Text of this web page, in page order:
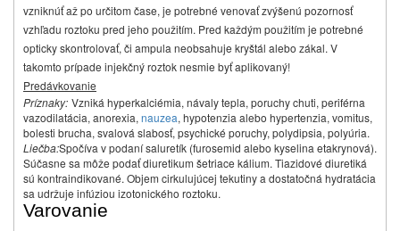
vzniknúť až po určitom čase, je potrebné venovať zvýšenú pozornosť
vzhľadu roztoku pred jeho použitím. Pred každým použitím je potrebné
opticky skontrolovať, či ampula neobsahuje kryštál alebo zákal. V
takomto prípade injekčný roztok nesmie byť aplikovaný!
Predávkovanie
Príznaky: Vzniká hyperkalciémia, návaly tepla, poruchy chuti, periférna
vazodilatácia, anorexia, nauzea, hypotenzia alebo hypertenzia, vomitus,
bolesti brucha, svalová slabosť, psychické poruchy, polydipsia, polyúria.
Liečba:Spočíva v podaní saluretík (furosemid alebo kyselina etakrynová).
Súčasne sa môže podať diuretikum šetriace kálium. Tiazidové diuretiká
sú kontraindikované. Objem cirkulujúcej tekutiny a dostatočná hydratácia
sa udržuje infúziou izotonického roztoku.
Varovanie